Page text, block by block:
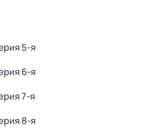
5-я
6-я
7-я
8-я